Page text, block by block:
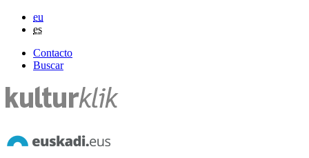
eu
es
Contacto
Buscar